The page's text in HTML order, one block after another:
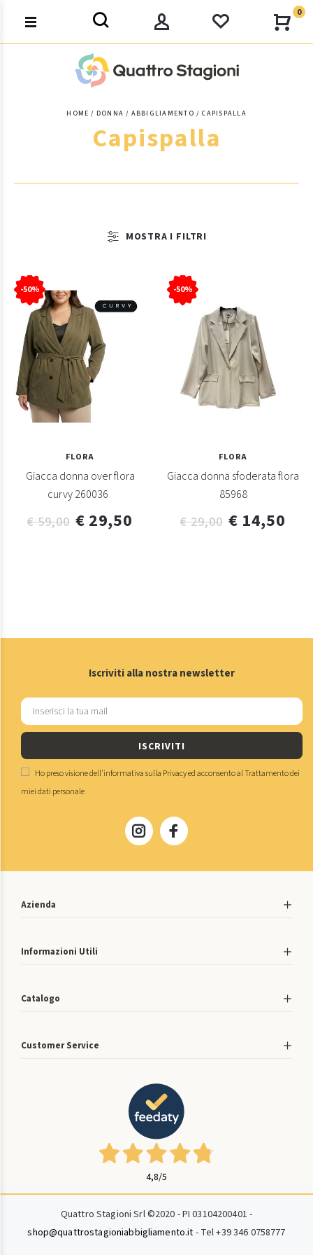
0
HOME DONNA ABBIGLIAMENTO CAPISPALLA
Capispalla
MOSTRA I FILTRI
-50%
FLORA
Giacca donna over flora
curvy 260036
€ 59,00 € 29,50
-50%
FLORA
Giacca donna sfoderata flora
85968
€ 29,00 € 14,50
Iscriviti alla nostra newsletter
ISCRIVITI
Ho preso visione dell'informativa sulla Privacyed acconsento alTrattamento dei
miei dati personale
Azienda
Informazioni Utili
Catalogo
Customer Service
4,8/5
Quattro Stagioni Srl ©2020 - PI 03104200401 -
shop@quattrostagioniabbigliamento.it - Tel +39 346 0758777